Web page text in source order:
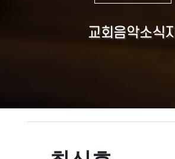
교회음악소식지